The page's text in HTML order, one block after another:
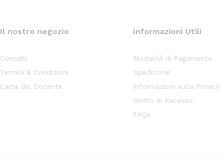
Il nostro negozio
Contatti
Termini & Condizioni
Carta del Docente
Informazioni Utili
Modalità di Pagamento
Spedizione
Informazioni sulla Privacy
Diritto di Recesso
FAQs